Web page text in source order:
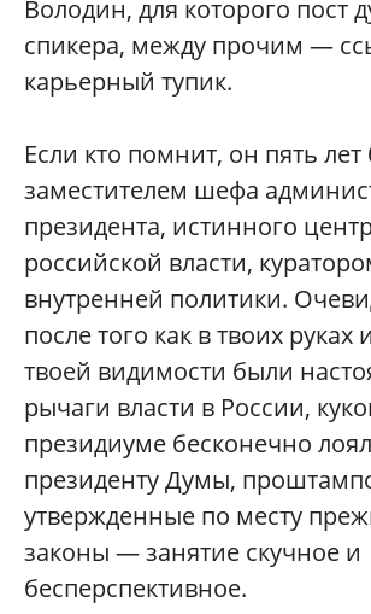
Володин, для которого пост
спикера, между прочим —
карьерный тупик.
Если кто помнит, он пять
заместителем шефа
президента, истинного
российской власти,
внутренней политики.
после того как в твоих руках
твоей видимости были
рычаги власти в России,
президиуме бесконечно
президенту Думы,
утвержденные по месту
законы — занятие скучное и
бесперспективное.